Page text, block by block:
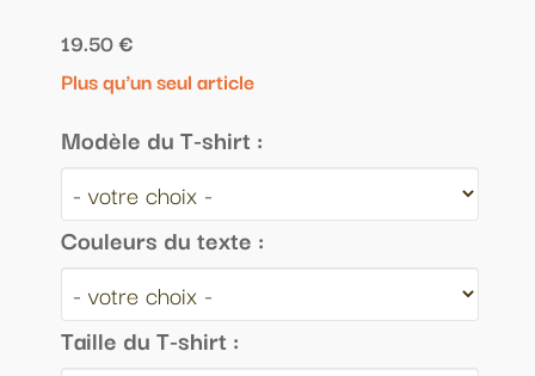
19.50 €
Plus qu'un seul article
Modèle du T-shirt :
Couleurs du texte :
Taille du T-shirt :